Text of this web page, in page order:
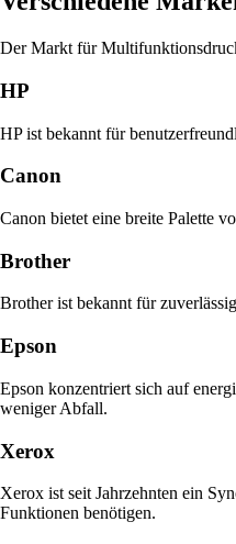
Der Markt für
HP
HP ist bekannt für
Canon
Canon bietet eine breite Palette
Brother
Brother ist bekannt für
Epson
Epson konzentriert sich auf
weniger Abfall.
Xerox
Xerox ist seit Jahrzehnten ein
Funktionen benötigen.